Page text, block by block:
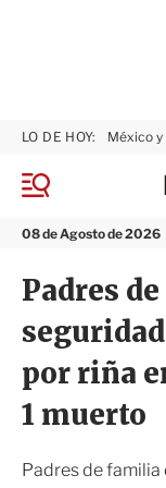
M
n
08 de Agosto de 2026
LO DE HOY: México y
Padres
por riña
1 muerto
Padres de familia